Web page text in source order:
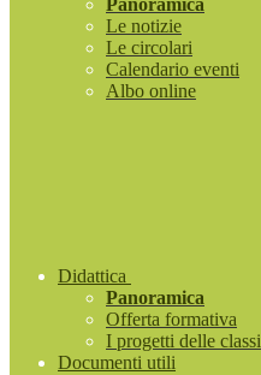
Panoramica
Le notizie
Le circolari
Calendario eventi
Albo online
Didattica
Panoramica
Offerta formativa
I progetti delle classi
Documenti utili